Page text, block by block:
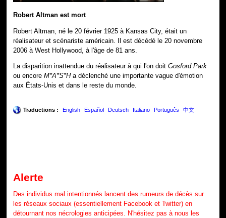
Robert Altman est mort
Robert Altman, né le 20 février 1925 à Kansas City, était un
réalisateur et scénariste américain. Il est décédé le 20 novembre
2006 à West Hollywood, à l'âge de 81 ans.
La disparition inattendue du réalisateur à qui l'on doitGosford Park
ou encoreM*A*S*Ha déclenché une importante vague d'émotion
aux États-Unis et dans le reste du monde.
Traductions : English Español Deutsch Italiano Português 中文
Alerte
Des individus mal intentionnés lancent des rumeurs de décès sur
les réseaux sociaux (essentiellement Facebook et Twitter) en
détournant nos nécrologies anticipées. N'hésitez pas à nous les